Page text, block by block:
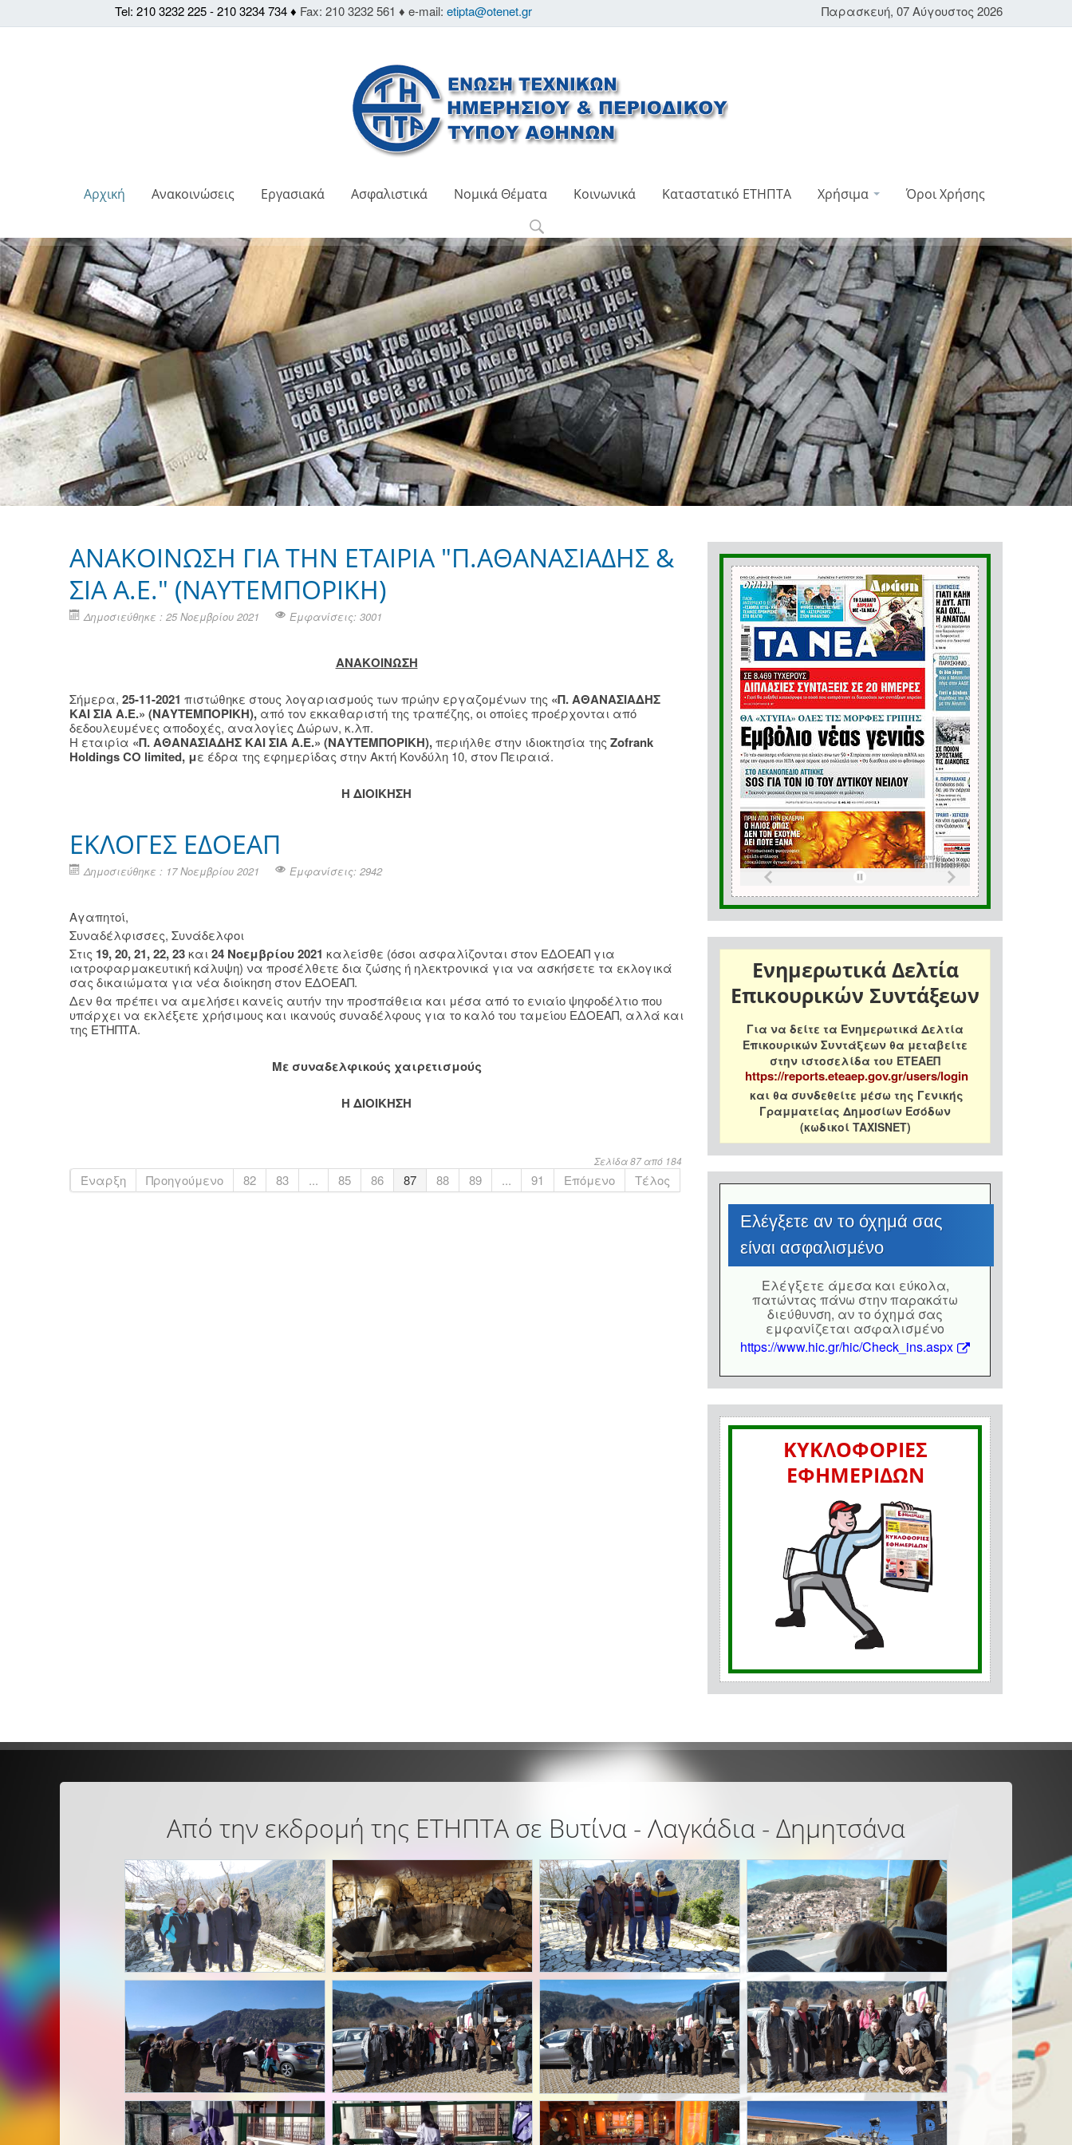
Παρασκευή, 07 Αύγουστος 2026
Tel: 210 3232 225 - 210 3234 734 ♦ Fax: 210 3232 561 ♦ e-mail: etipta@otenet.gr
Αρχική Ανακοινώσεις Εργασιακά Ασφαλιστικά Νομικά Θέματα Κοινωνικά Καταστατικό ΕΤΗΠΤΑ Χρήσιμα Όροι Χρήσης
ΑΝΑΚΟΙΝΩΣΗ ΓΙΑ ΤΗΝ ΕΤΑΙΡΙΑ "Π.ΑΘΑΝΑΣΙΑΔΗΣ &
ΣΙΑ Α.Ε." (ΝΑΥΤΕΜΠΟΡΙΚΗ)
Δημοσιεύθηκε : 25 Νοεμβρίου 2021 Εμφανίσεις: 3001
ΑΝΑΚΟΙΝΩΣΗ
Σήμερα, 25-11-2021 πιστώθηκε στους λογαριασμούς των πρώην εργαζομένων της «Π. ΑΘΑΝΑΣΙΑΔΗΣ
ΚΑΙ ΣΙΑ Α.Ε.» (ΝΑΥΤΕΜΠΟΡΙΚΗ), από τον εκκαθαριστή της τραπέζης, οι οποίες προέρχονται από
δεδουλευμένες αποδοχές, αναλογίες Δώρων, κ.λπ.
Η εταιρία «Π. ΑΘΑΝΑΣΙΑΔΗΣ ΚΑΙ ΣΙΑ Α.Ε.» (ΝΑΥΤΕΜΠΟΡΙΚΗ),περιήλθε στην ιδιοκτησία της Zofrank
Ηoldings CO limited, με έδρα της εφημερίδας στην Ακτή Κονδύλη 10, στον Πειραιά.
Η ΔΙΟΙΚΗΣΗ
ΕΚΛΟΓΕΣ ΕΔΟΕΑΠ
Δημοσιεύθηκε : 17 Νοεμβρίου 2021 Εμφανίσεις: 2942
Αγαπητοί,
Συναδέλφισσες, Συνάδελφοι
Στις 19, 20, 21, 22, 23και 24 Νοεμβρίου 2021 καλείσθε (όσοι ασφαλίζονται στον ΕΔΟΕΑΠ για
ιατροφαρμακευτική κάλυψη) να προσέλθετε δια ζώσης ή ηλεκτρονικά για να ασκήσετε τα εκλογικά
σας δικαιώματα για νέα διοίκηση στον ΕΔΟΕΑΠ.
Δεν θα πρέπει να αμελήσει κανείς αυτήν την προσπάθεια και μέσα από το ενιαίο ψηφοδέλτιο που
υπάρχει να εκλέξετε χρήσιμους και ικανούς συναδέλφους για το καλό του ταμείου ΕΔΟΕΑΠ, αλλά και
της ΕΤΗΠΤΑ.
Με συναδελφικούς χαιρετισμούς
Η ΔΙΟΙΚΗΣΗ
Σελίδα 87 από 184
Έναρξη Προηγούμενο 82 83 ... 85 86 87 88 89 ... 91 Επόμενο Τέλος
Ενημερωτικά Δελτία
Επικουρικών Συντάξεων
Για να δείτε τα Ενημερωτικά Δελτία
Επικουρικών Συντάξεων θα μεταβείτε
στην ιστοσελίδα του ΕΤΕΑΕΠ
https://reports.eteaep.gov.gr/users/login
και θα συνδεθείτε μέσω της Γενικής
Γραμματείας Δημοσίων Εσόδων
(κωδικοί TAXISNET)
Eλέγξετε αν το όχημά σας
είναι ασφαλισμένο
Eλέγξετε άμεσα και εύκολα,
πατώντας πάνω στην παρακάτω
διεύθυνση, αν το όχημά σας
εμφανίζεται ασφαλισμένο
https://www.hic.gr/hic/Check_ins.aspx
ΚΥΚΛΟΦΟΡΙΕΣ
ΕΦΗΜΕΡΙΔΩΝ
Από την εκδρομή της ΕΤΗΠΤΑ σε Βυτίνα - Λαγκάδια - Δημητσάνα